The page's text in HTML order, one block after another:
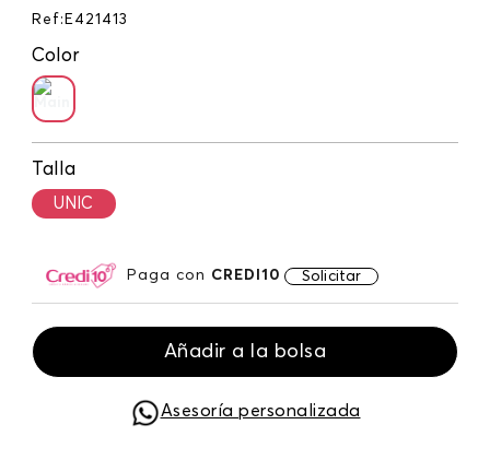
Ref : E421413
Color
Talla
UNIC
Paga con CREDI10 Solicitar
Añadir a la bolsa
Asesoría personalizada